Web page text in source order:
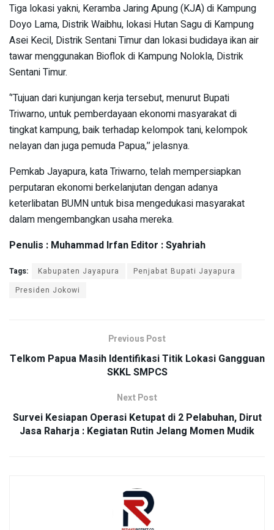
Tiga lokasi yakni, Keramba Jaring Apung (KJA) di Kampung
Doyo Lama, Distrik Waibhu, lokasi Hutan Sagu di Kampung
Asei Kecil, Distrik Sentani Timur dan lokasi budidaya ikan air
tawar menggunakan Bioflok di Kampung Nolokla, Distrik
Sentani Timur.
‘’Tujuan dari kunjungan kerja tersebut, menurut Bupati
Triwarno, untuk pemberdayaan ekonomi masyarakat di
tingkat kampung, baik terhadap kelompok tani, kelompok
nelayan dan juga pemuda Papua,’’ jelasnya.
Pemkab Jayapura, kata Triwarno, telah mempersiapkan
perputaran ekonomi berkelanjutan dengan adanya
keterlibatan BUMN untuk bisa mengedukasi masyarakat
dalam mengembangkan usaha mereka.
Penulis : Muhammad Irfan Editor : Syahriah
Tags: Kabupaten Jayapura
Penjabat Bupati Jayapura
Presiden Jokowi
Previous Post
Telkom Papua Masih Identifikasi Titik Lokasi Gangguan
SKKL SMPCS
Next Post
Survei Kesiapan Operasi Ketupat di 2 Pelabuhan, Dirut
Jasa Raharja : Kegiatan Rutin Jelang Momen Mudik